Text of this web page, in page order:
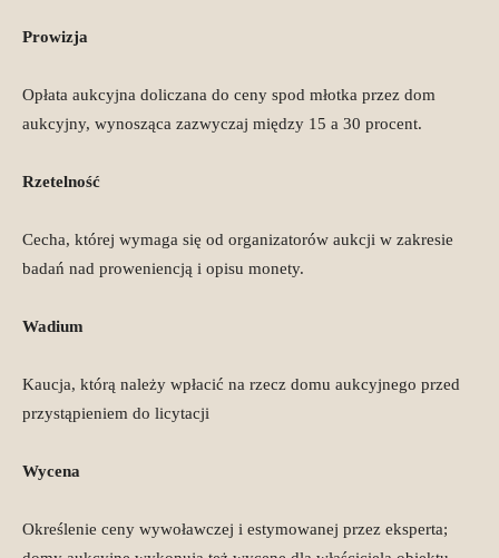
Prowizja
Opłata aukcyjna doliczana do ceny spod młotka przez dom
aukcyjny, wynosząca zazwyczaj między 15 a 30 procent.
Rzetelność
Cecha, której wymaga się od organizatorów aukcji w zakresie
badań nad proweniencją i opisu monety.
Wadium
Kaucja, którą należy wpłacić na rzecz domu aukcyjnego przed
przystąpieniem do licytacji
Wycena
Określenie ceny wywoławczej i estymowanej przez eksperta;